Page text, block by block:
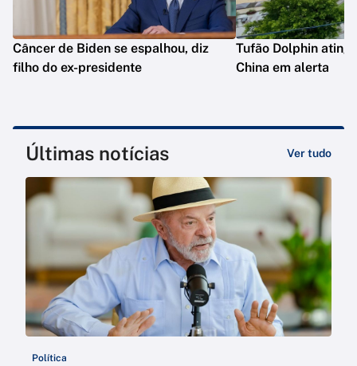
Câncer de Biden se espalhou, diz
filho do ex-presidente
Tufão Dolphin
China em alerta
Últimas notícias Ver tudo
Política